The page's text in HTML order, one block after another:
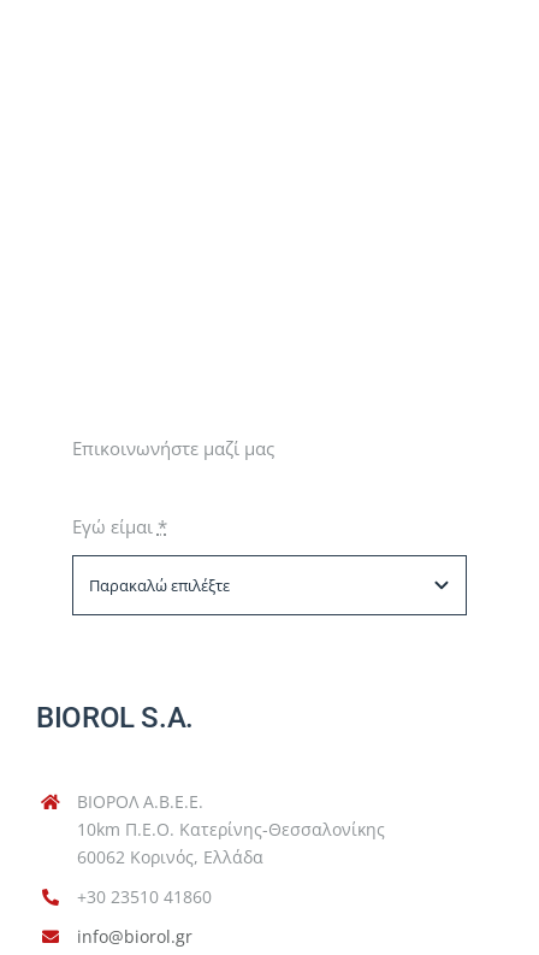
Επικοινωνήστε μαζί μας
Εγώ είμαι *
BIOROL S.A.
ΒΙΟΡΟΛ Α.Β.Ε.Ε.
10km Π.Ε.Ο. Κατερίνης-Θεσσαλονίκης
60062 Κορινός, Ελλάδα
+30 23510 41860
info@biorol.gr